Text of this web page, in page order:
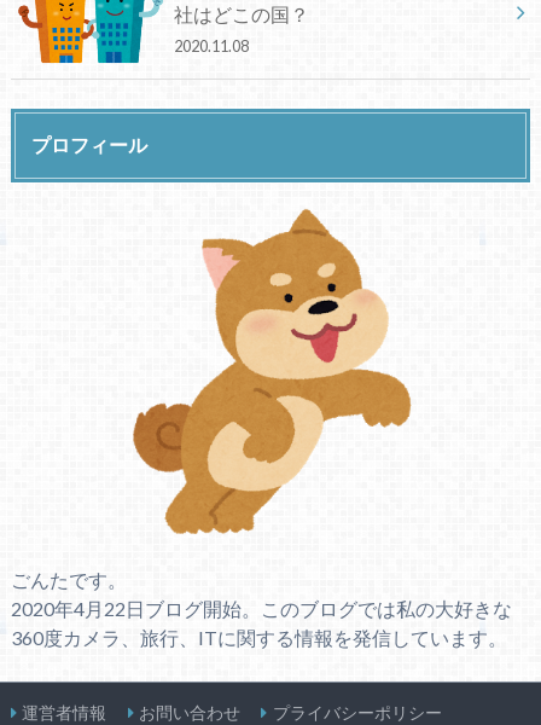
社はどこの国？
2020.11.08
プロフィール
ごんたです。
2020年4月22日ブログ開始。このブログでは私の大好きな
360度カメラ、旅行、ITに関する情報を発信しています。
運営者情報 お問い合わせ プライバシーポリシー